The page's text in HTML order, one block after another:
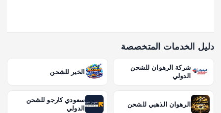
دليل الخدمات المتخصصة
شركة الرهوان للشحن
الدولي
الخير للشحن
الرهوان الذهبي للشحن
سعودي كارجو للشحن
الدولي